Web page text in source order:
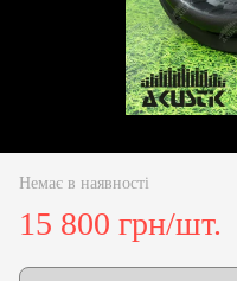
Немає в наявності
15 800 грн/шт.